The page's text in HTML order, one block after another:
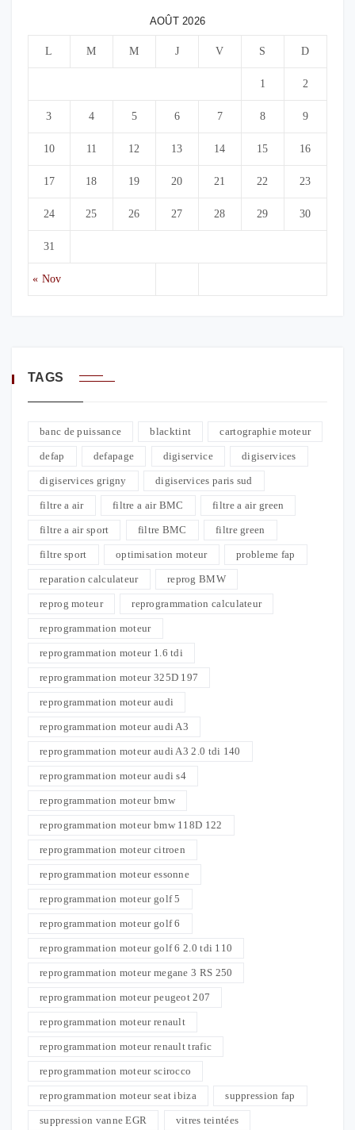
AOÛT 2026
L M M J V S D
« Nov
1 2
3 4 5 6 7 8 9
10 11 12 13 14 15 16
17 18 19 20 21 22 23
24 25 26 27 28 29 30
31
TAGS
banc de puissance blacktint cartographie moteur
defap defapage digiservice digiservices
digiservices grigny digiservices paris sud
filtre a air filtre a air BMC filtre a air green
filtre a air sport filtre BMC filtre green
filtre sport optimisation moteur probleme fap
reparation calculateur reprog BMW
reprog moteur reprogrammation calculateur
reprogrammation moteur
reprogrammation moteur 1.6 tdi
reprogrammation moteur 325D 197
reprogrammation moteur audi
reprogrammation moteur audi A3
reprogrammation moteur audi A3 2.0 tdi 140
reprogrammation moteur audi s4
reprogrammation moteur bmw
reprogrammation moteur bmw 118D 122
reprogrammation moteur citroen
reprogrammation moteur essonne
reprogrammation moteur golf 5
reprogrammation moteur golf 6
reprogrammation moteur golf 6 2.0 tdi 110
reprogrammation moteur megane 3 RS 250
reprogrammation moteur peugeot 207
reprogrammation moteur renault
reprogrammation moteur renault trafic
reprogrammation moteur scirocco
reprogrammation moteur seat ibiza suppression fap
suppression vanne EGR vitres teintées